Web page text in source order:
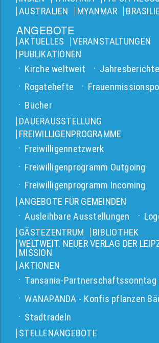
AUSTRALIEN
MYANMAR
ANGEBOTE
AKTUELLES
VERANSTALTUNGEN
PUBLIKATIONEN
Kirche weltweit
Jahresberichte
Rogatehefte
Bücher
DAUERAUSSTELLUNG
FREIWILLIGENPROGRAMME
Freiwilligennetzwerk
Freiwilligenprogramm Outgoing
Freiwilligenprogramm Incoming
ANGEBOTE FÜR GEMEINDEN
Ausleihbare Ausstellungen
GÄSTEZENTRUM
BIBLIOTHEK
WELTWEIT. NEUER VERLAG DER
MISSION
AKTIONEN
Tansania-Partnerschaftssonntag
WANAPANDA - Konfis pflanzen
Stadtradeln
STELLENANGEBOTE